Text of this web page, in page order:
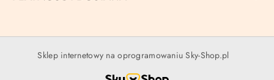
Sklep internetowy na oprogramowaniu Sky-Shop.pl